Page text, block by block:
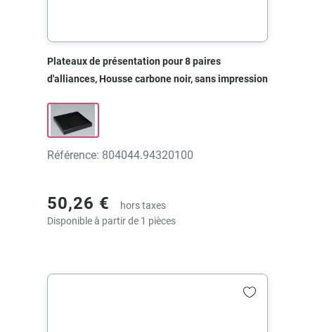
Plateaux de présentation pour 8 paires
d'alliances, Housse carbone noir, sans impression
Référence: 804044.94320100
50,26 €
hors taxes
Disponible à partir de 1 pièces